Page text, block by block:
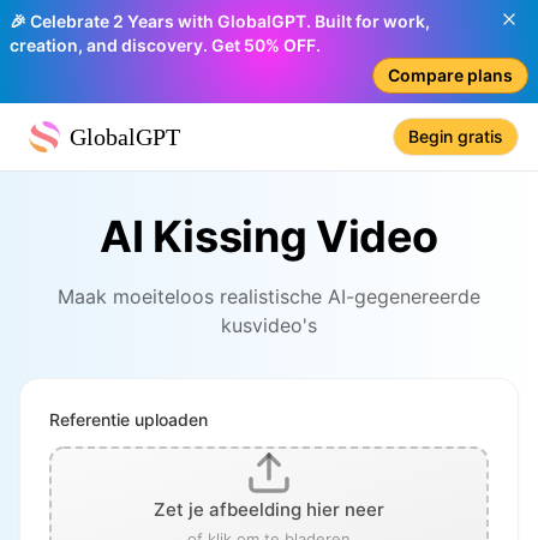
🎉 Celebrate 2 Years with GlobalGPT. Built for work,
creation, and discovery. Get 50% OFF.
Compare plans
GlobalGPT Begin gratis
AI Kissing Video
Maak moeiteloos realistische AI-gegenereerde
kusvideo's
Referentie uploaden
Zet je afbeelding hier neer